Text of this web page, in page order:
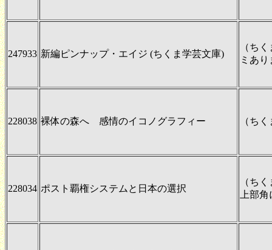
247933 新編ピンナップ・エイジ (ちくま学芸文庫)
（ち
ミあ
228038 裸体の森へ 感情のイコノグラフィー （ち
228034 ポスト覇権システムと日本の選択
（ち
上部